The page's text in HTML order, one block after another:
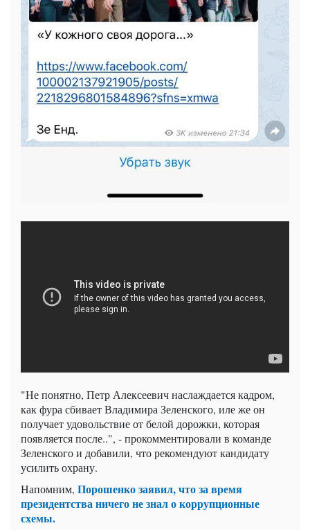
"Не понятно, Петр Алексеевич наслаждается кадром,
как фура сбивает Владимира Зеленского, иле же он
получает удовольствие от белой дорожки, которая
появляется после..", - прокомментировали в команде
Зеленского и добавили, что рекомендуют кандидату
усилить охрану.
Напомним, Порошенко заявил, что за время
президентства ничего не знал о коррупционные
схемы.